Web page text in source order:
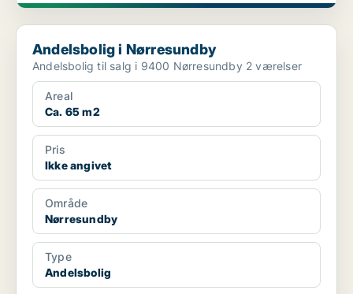
Andelsbolig i Nørresundby
Andelsbolig i Nørresundby
Andelsbolig til salg i 9400 Nørresundby 2 værelser
Areal
Ca. 65 m2
Pris
Ikke angivet
Område
Nørresundby
Type
Andelsbolig